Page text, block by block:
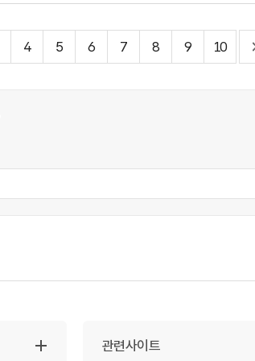
4 5 6 7 8 9 10
관련사이트